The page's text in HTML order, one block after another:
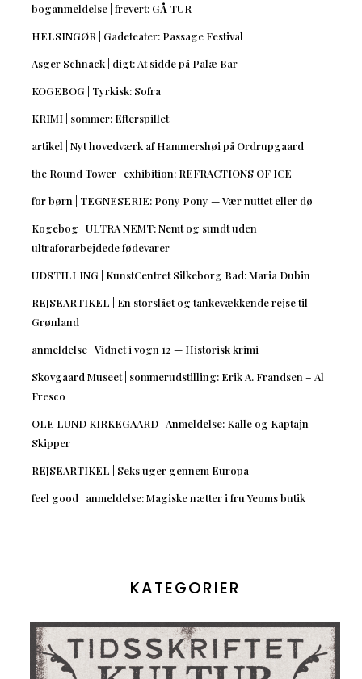
boganmeldelse | frevert: GÅ TUR
HELSINGØR | Gadeteater: Passage Festival
Asger Schnack | digt: At sidde på Palæ Bar
KOGEBOG | Tyrkisk: Sofra
KRIMI | sommer: Efterspillet
artikel | Nyt hovedværk af Hammershøi på Ordrupgaard
the Round Tower | exhibition: REFRACTIONS OF ICE
for børn | TEGNESERIE: Pony Pony — Vær nuttet eller dø
Kogebog | ULTRA NEMT: Nemt og sundt uden
ultraforarbejdede fødevarer
UDSTILLING | KunstCentret Silkeborg Bad: Maria Dubin
REJSEARTIKEL | En storslået og tankevækkende rejse til
Grønland
anmeldelse | Vidnet i vogn 12 — Historisk krimi
Skovgaard Museet | sommerudstilling: Erik A. Frandsen – Al
Fresco
OLE LUND KIRKEGAARD | Anmeldelse: Kalle og Kaptajn
Skipper
REJSEARTIKEL | Seks uger gennem Europa
feel good | anmeldelse: Magiske nætter i fru Yeoms butik
KATEGORIER